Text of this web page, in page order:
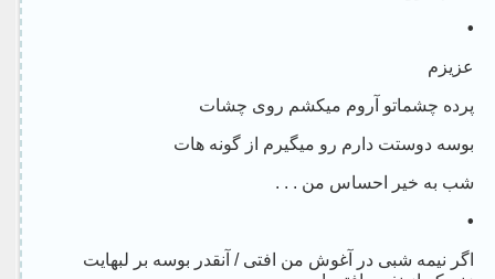
•
عزیزم
پرده چشماتو آروم میکشم روی چشات
بوسه دوستت دارم رو میگیرم از گونه هات
شب به خیر احساس من . . .
•
اگر نیمه شبی در آغوش من افتی / آنقدر بوسه بر لبهایت